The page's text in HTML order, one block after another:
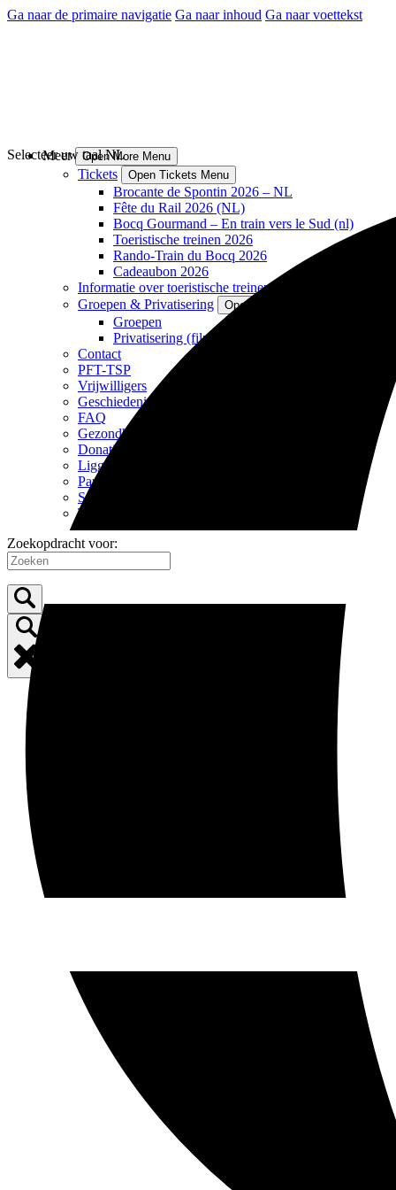
Ga naar de primaire navigatie Ga naar inhoud Ga naar voettekst
Meer Open More Menu
Tickets Open Tickets Menu
Brocante de Spontin 2026 – NL
Fête du Rail 2026 (NL)
Bocq Gourmand – En train vers le Sud (nl)
Toeristische treinen 2026
Rando-Train du Bocq 2026
Cadeaubon 2026
Informatie over toeristische treinen
Groepen & Privatisering
Open Groepen & Privatisering
Groepen
Privatisering (film, fotoshoot, ...)
Contact
PFT-TSP
Vrijwilligers
Geschiedenis
FAQ
Gezondheid & veiligheid
Donaties
Ligging
Partners
Sponsors
Toerisme in de omgeving
Zoekopdracht voor:
Selecteer uw taal NL